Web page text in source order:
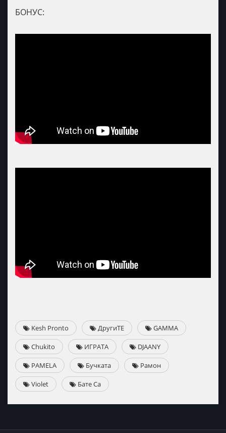
БОНУС:
Kesh Pronto ДругиТЕ GAMMA
Chukito ИГРАТА DJAANY
PAMELA Бучката Рамон
Violet Бате Са